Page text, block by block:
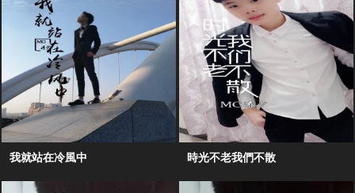
我就站在冷風中 時光不老我們不散